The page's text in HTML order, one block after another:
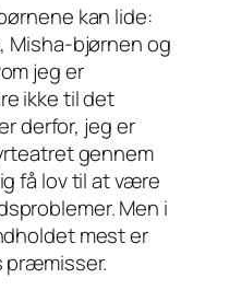
kan lide:
Misha-bjørnen og
jeg er
ikke til det
derfor, jeg er
gennem
få lov til at være
Men i
mest er
præmisser.